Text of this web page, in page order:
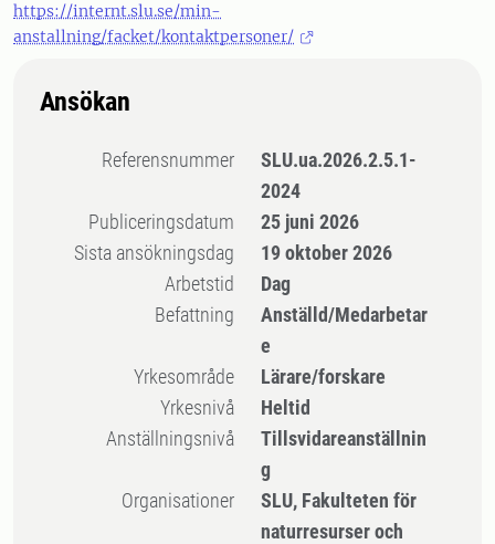
https://internt.slu.se/min-
anstallning/facket/kontaktpersoner/
Ansökan
Referensnummer
SLU.ua.2026.2.5.1-
2024
Publiceringsdatum
25 juni 2026
Sista ansökningsdag
19 oktober 2026
Arbetstid
Dag
Befattning
Anställd/Medarbetar
e
Yrkesområde
Lärare/forskare
Yrkesnivå
Heltid
Anställningsnivå
Tillsvidareanställnin
g
Organisationer
SLU, Fakulteten för
naturresurser och